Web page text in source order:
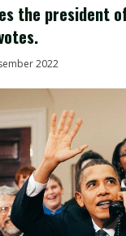
the president
2022